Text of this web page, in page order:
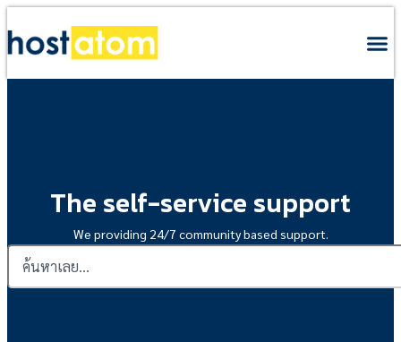
The self-service support
We providing 24/7 community based support.